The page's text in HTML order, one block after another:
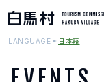
LANGUAGE 日本語